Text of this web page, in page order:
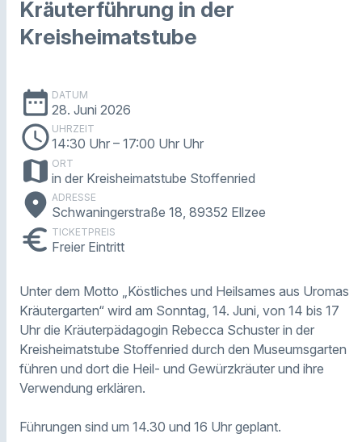
Kräuterführung in der
Kreisheimatstube
date_range DATUM
28. Juni 2026
schedule UHRZEIT
14:30 Uhr – 17:00 Uhr Uhr
map ORT
in der Kreisheimatstube Stoffenried
place ADRESSE
Schwaningerstraße 18, 89352 Ellzee
euro TICKETPREIS
Freier Eintritt
Unter dem Motto „Köstliches und Heilsames aus Uromas
Kräutergarten“ wird am Sonntag, 14. Juni, von 14 bis 17
Uhr die Kräuterpädagogin Rebecca Schuster in der
Kreisheimatstube Stoffenried durch den Museumsgarten
führen und dort die Heil- und Gewürzkräuter und ihre
Verwendung erklären.
Führungen sind um 14.30 und 16 Uhr geplant.